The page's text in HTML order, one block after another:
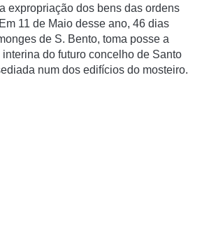
expropriação dos bens das ordens
11 de Maio desse ano, 46 dias
de S. Bento, toma posse a
do futuro concelho de Santo
num dos edifí­cios do mosteiro.